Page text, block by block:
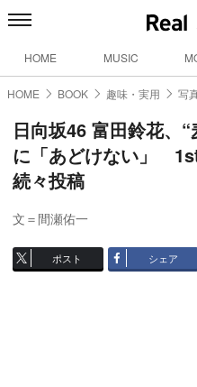
HOME MUSIC
HOME BOOK 趣味・実用 写
日向坂46 富田鈴花、
に「あどけない」
続々投稿
文＝間瀬佑一
ポスト シェア